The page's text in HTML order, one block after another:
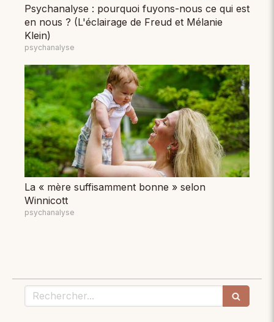
Psychanalyse : pourquoi fuyons-nous ce qui est
en nous ? (L'éclairage de Freud et Mélanie
Klein)
psychanalyse
La « mère suffisamment bonne » selon
Winnicott
psychanalyse
Rechercher